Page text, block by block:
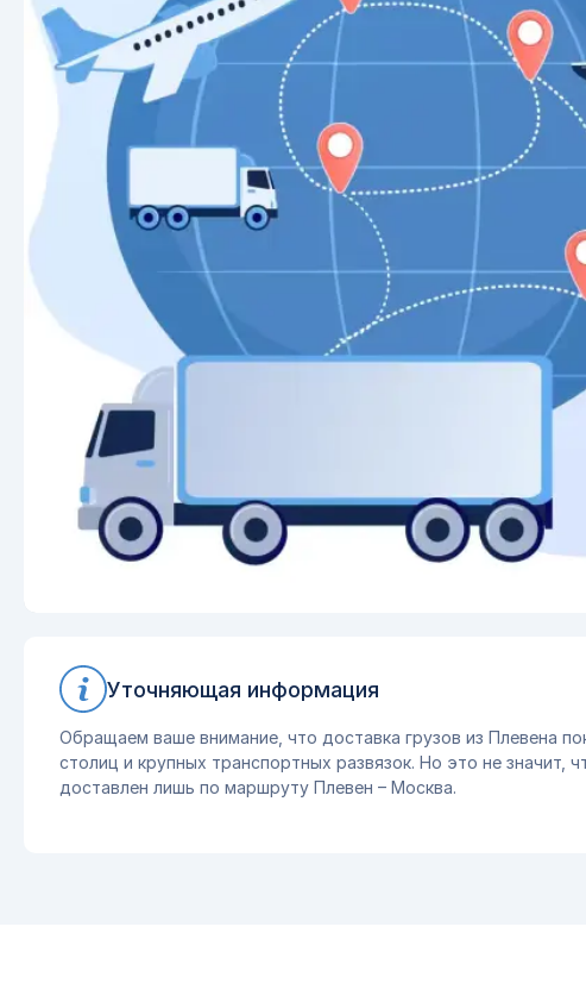
Уточняющая информация
Обращаем ваше внимание, что доставка грузов из Плевена
столиц и крупных транспортных развязок. Но это не значит,
доставлен лишь по маршруту Плевен – Москва.